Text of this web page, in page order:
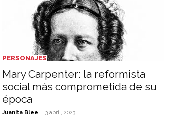
PERSONAJES
Mary Carpenter: la reformista
social más comprometida de su
época
Juanita Blee - 3 abril, 2023